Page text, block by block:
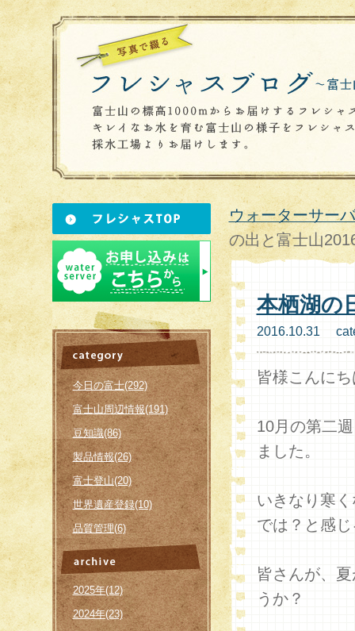
今日の富士(292)
富士山周辺情報(191)
豆知識(86)
製品情報(26)
富士登山(20)
世界遺産登録(10)
品質管理(6)
2025年(12)
2024年(23)
ウォーターサー
の出と富士山
本栖湖の
2016.10.31
皆様こんに
10月の第二
ました。
いきなり寒
では？と感
皆さんが、
うか？